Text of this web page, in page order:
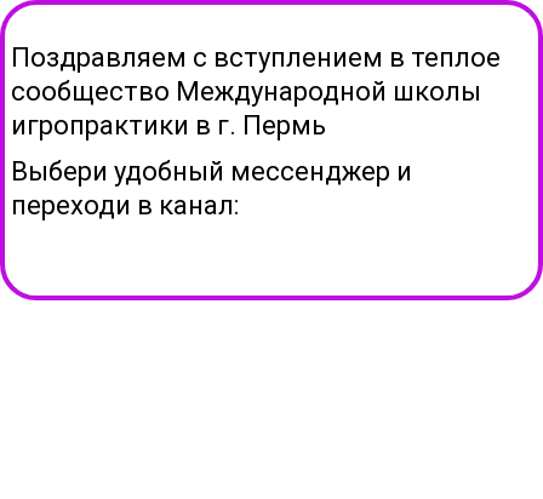
Поздравляем с вступлением в теплое
сообщество Международной школы
игропрактики в г. Пермь
Выбери удобный мессенджер и
переходи в канал: